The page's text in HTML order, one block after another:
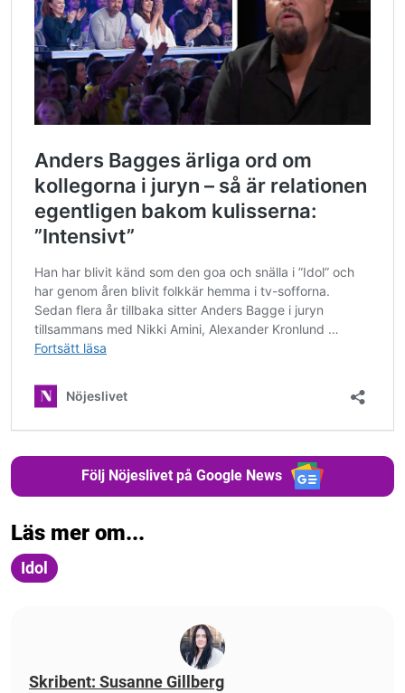
Följ Nöjeslivet på Google News
Läs mer om...
Idol
Skribent: Susanne Gillberg